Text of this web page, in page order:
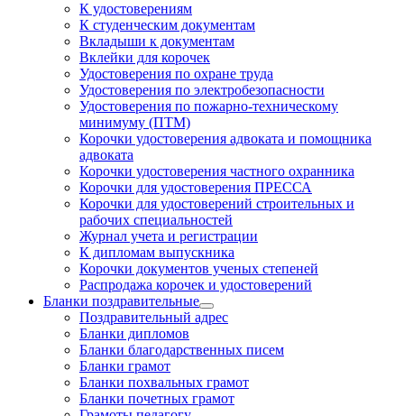
К удостоверениям
К студенческим документам
Вкладыши к документам
Вклейки для корочек
Удостоверения по охране труда
Удостоверения по электробезопасности
Удостоверения по пожарно-техническому
минимуму (ПТМ)
Корочки удостоверения адвоката и помощника
адвоката
Корочки удостоверения частного охранника
Корочки для удостоверения ПРЕССА
Корочки для удостоверений строительных и
рабочих специальностей
Журнал учета и регистрации
К дипломам выпускника
Корочки документов ученых степеней
Распродажа корочек и удостоверений
Бланки поздравительные
Поздравительный адрес
Бланки дипломов
Бланки благодарственных писем
Бланки грамот
Бланки похвальных грамот
Бланки почетных грамот